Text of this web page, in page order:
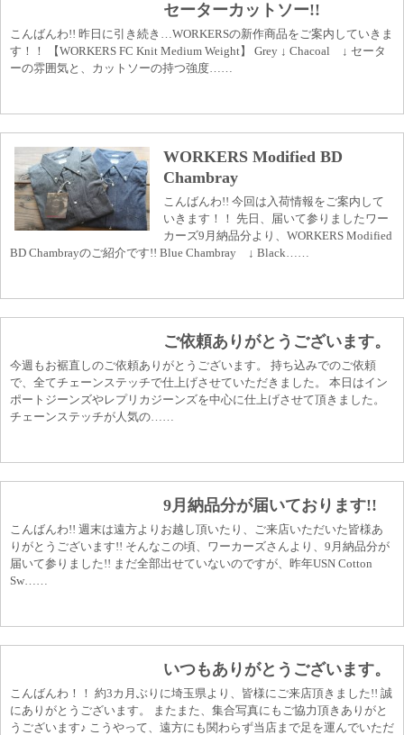
セーターカットソー!!
こんばんわ!! 昨日に引き続き…WORKERSの新作商品をご案内していきま
す！！ 【WORKERS FC Knit Medium Weight】 Grey ↓ Chacoal ↓ セータ
ーの雰囲気と、カットソーの持つ強度……
WORKERS Modified BD
Chambray
こんばんわ!! 今回は入荷情報をご案内して
いきます！！ 先日、届いて参りましたワー
カーズ9月納品分より、WORKERS Modified
BD Chambrayのご紹介です!! Blue Chambray ↓ Black……
ご依頼ありがとうございます。
今週もお裾直しのご依頼ありがとうございます。 持ち込みでのご依頼
で、全てチェーンステッチで仕上げさせていただきました。 本日はイン
ポートジーンズやレプリカジーンズを中心に仕上げさせて頂きました。
チェーンステッチが人気の……
9月納品分が届いております!!
こんばんわ!! 週末は遠方よりお越し頂いたり、ご来店いただいた皆様あ
りがとうございます!! そんなこの頃、ワーカーズさんより、9月納品分が
届いて参りました!! まだ全部出せていないのですが、昨年USN Cotton
Sw……
いつもありがとうございます。
こんばんわ！！ 約3カ月ぶりに埼玉県より、皆様にご来店頂きました!! 誠
にありがとうございます。 またまた、集合写真にもご協力頂きありがと
うございます♪ こうやって、遠方にも関わらず当店まで足を運んでいただ